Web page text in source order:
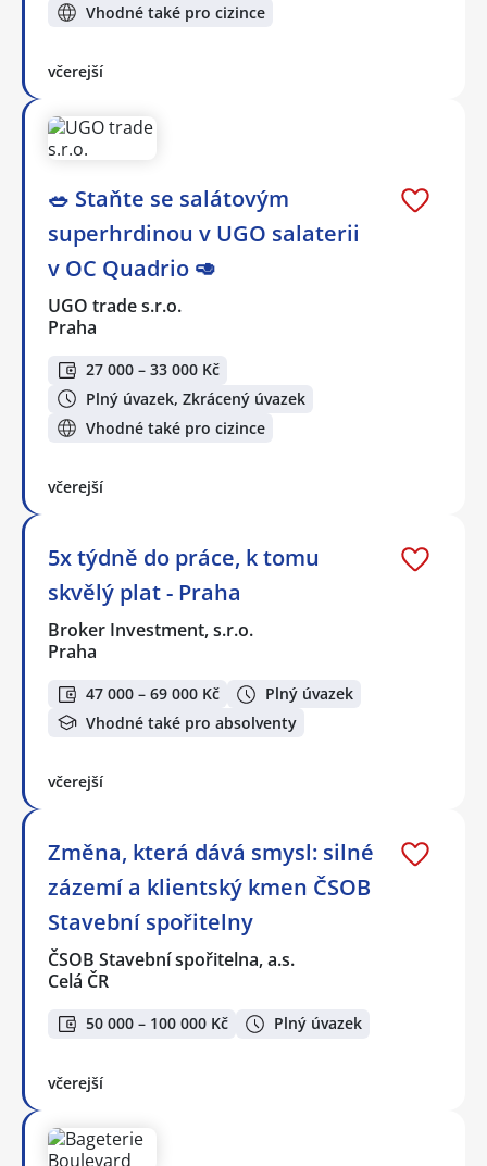
Vhodné také pro cizince
včerejší
🥗 Staňte se salátovým
superhrdinou v UGO salaterii
v OC Quadrio 🥑
UGO trade s.r.o.
Praha
27 000 – 33 000 Kč
Plný úvazek, Zkrácený úvazek
Vhodné také pro cizince
včerejší
5x týdně do práce, k tomu
skvělý plat - Praha
Broker Investment, s.r.o.
Praha
47 000 – 69 000 Kč
Plný úvazek
Vhodné také pro absolventy
včerejší
Změna, která dává smysl: silné
zázemí a klientský kmen ČSOB
Stavební spořitelny
ČSOB Stavební spořitelna, a.s.
Celá ČR
50 000 – 100 000 Kč Plný úvazek
včerejší